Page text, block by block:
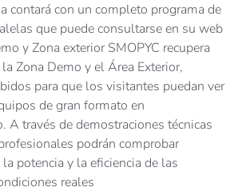
contará con un completo programa de
que puede consultarse en su web
y Zona exterior SMOPYC recupera
Zona Demo y el Área Exterior,
para que los visitantes puedan ver
de gran formato en
A través de demostraciones técnicas
podrán comprobar
potencia y la eficiencia de las
reales